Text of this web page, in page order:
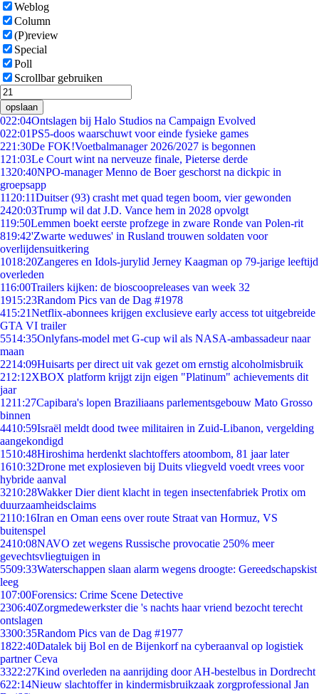
Weblog
Column
(P)review
Special
Poll
Scrollbar gebruiken
opslaan
022:04Ontslagen bij Halo Studios na Campaign Evolved
022:01PS5-doos waarschuwt voor einde fysieke games
221:30De FOK!Voetbalmanager 2026/2027 is begonnen
1 21:03Le Court wint na nerveuze finale, Pieterse derde
1320:40NPO-manager Menno de Boer geschorst na dickpic in
groepsapp
11 20:11Duitser (93) crasht met quad tegen boom, vier gewonden
2420:03Trump wil dat J.D. Vance hem in 2028 opvolgt
119:50Lemmen boekt eerste profzege in zware Ronde van Polen-rit
819:42'Zwarte weduwes' in Rusland trouwen soldaten voor
overlijdensuitkering
1018:20Zangeres en Idols-jurylid Jerney Kaagman op 79-jarige leeftijd
overleden
116:00Trailers kijken: de bioscoopreleases van week 32
1915:23Random Pics van de Dag #1978
415:21Netflix-abonnees krijgen exclusieve early access tot uitgebreide
GTA VI trailer
5514:35Onlyfans-model met G-cup wil als NASA-ambassadeur naar
maan
2214:09Huisarts per direct uit vak gezet om ernstig alcoholmisbruik
212:12XBOX platform krijgt zijn eigen "Platinum" achievements dit
jaar
1211:27Capibara's lopen Braziliaans parlementsgebouw Mato Grosso
binnen
4410:59Israël meldt dood twee militairen in Zuid-Libanon, vergelding
aangekondigd
1510:48Hiroshima herdenkt slachtoffers atoombom, 81 jaar later
1610:32Drone met explosieven bij Duits vliegveld voedt vrees voor
hybride aanval
3210:28Wakker Dier dient klacht in tegen insectenfabriek Protix om
duurzaamheidsclaims
2110:16Iran en Oman eens over route Straat van Hormuz, VS
buitenspel
2410:08NAVO zet wegens Russische provocatie 250% meer
gevechtsvliegtuigen in
5509:33Waterschappen slaan alarm wegens droogte: Gereedschapskist
leeg
107:00Forensics: Crime Scene Detective
2306:40Zorgmedewerkster die 's nachts haar vriend bezocht terecht
ontslagen
3300:35Random Pics van de Dag #1977
1822:40Datalek bij Bol en de Bijenkorf na cyberaanval op logistiek
partner Ceva
3322:27Kind overleden na aanrijding door AH-bestelbus in Dordrecht
622:14Nieuw slachtoffer in kindermisbruikzaak zorgprofessional Jan